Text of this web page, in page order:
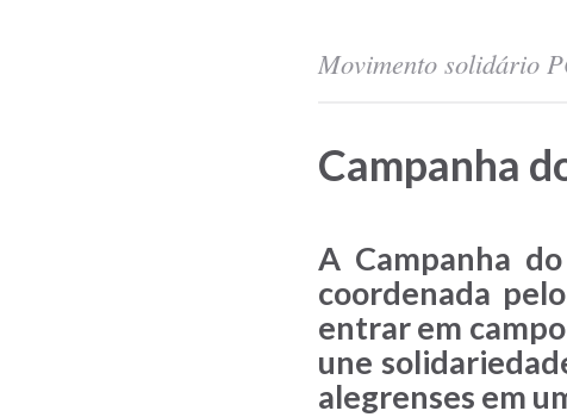
Movimento solidário
Campanha
A Campanha
coordenada
entrar em
une
alegrenses em